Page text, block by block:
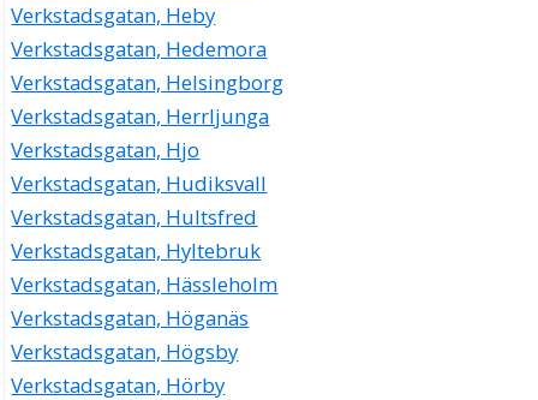
Verkstadsgatan, Heby
Verkstadsgatan, Hedemora
Verkstadsgatan, Helsingborg
Verkstadsgatan, Herrljunga
Verkstadsgatan, Hjo
Verkstadsgatan, Hudiksvall
Verkstadsgatan, Hultsfred
Verkstadsgatan, Hyltebruk
Verkstadsgatan, Hässleholm
Verkstadsgatan, Höganäs
Verkstadsgatan, Högsby
Verkstadsgatan, Hörby